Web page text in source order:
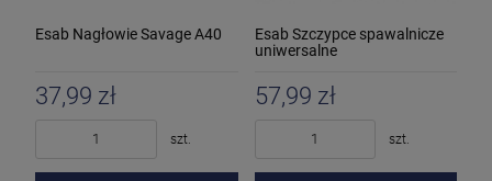
Esab Nagłowie Savage A40
37,99 zł
szt.
Esab Szczypce spawalnicze
uniwersalne
57,99 zł
szt.